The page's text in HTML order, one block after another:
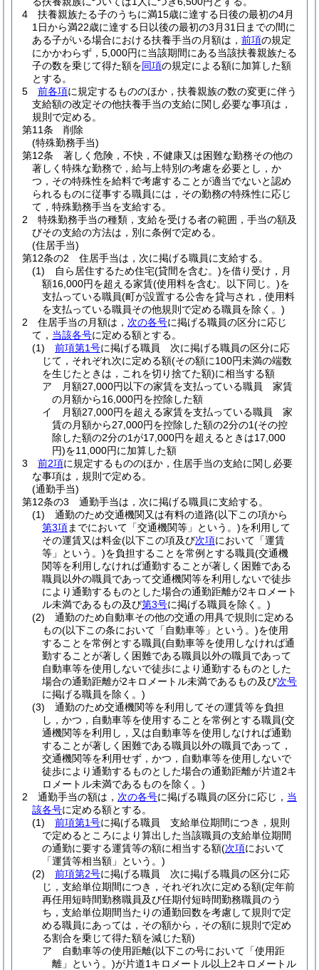
4
扶養親族たる子のうちに満15歳に達する日後の最初の4月
1日から満22歳に達する日以後の最初の3月31日までの間に
ある子がいる場合における扶養手当の月額は， 前項の規定
にかかわらず，5,000円に当該期間にある当該扶養親族たる
子の数を乗じて得た額を同項の規定による額に加算した額
とする。
5
前各項に規定するもののほか，扶養親族の数の変更に伴う
支給額の改定その他扶養手当の支給に関し必要な事項は，
規則で定める。
第11条
削除
(特殊勤務手当)
第12条
著しく危険，不快，不健康又は困難な勤務その他の
著しく特殊な勤務で，給与上特別の考慮を必要とし，か
つ，その特殊性を給料で考慮することが適当でないと認め
られるものに従事する職員には，その勤務の特殊性に応じ
て，特殊勤務手当を支給する。
2
特殊勤務手当の種類，支給を受ける者の範囲，手当の額及
びその支給の方法は，別に条例で定める。
(住居手当)
第12条の2
住居手当は，次に掲げる職員に支給する。
(1)
自ら居住するため住宅(貸間を含む。)を借り受け，月
額16,000円を超える家賃(使用料を含む。以下同じ。)を
支払っている職員(町が設置する公舎を貸与され，使用料
を支払っている職員その他規則で定める職員を除く。)
2
住居手当の月額は， 次の各号に掲げる職員の区分に応じ
て， 当該各号に定める額とする。
(1)
前項第1号に掲げる職員 次に掲げる職員の区分に応
じて，それぞれ次に定める額(その額に100円未満の端数
を生じたときは，これを切り捨てた額)に相当する額
ア
月額27,000円以下の家賃を支払っている職員 家賃
の月額から16,000円を控除した額
イ
月額27,000円を超える家賃を支払っている職員 家
賃の月額から27,000円を控除した額の2分の1(その控
除した額の2分の1が17,000円を超えるときは17,000
円)を11,000円に加算した額
3
前2項に規定するもののほか，住居手当の支給に関し必要
な事項は，規則で定める。
(通勤手当)
第12条の3
通勤手当は，次に掲げる職員に支給する。
(1)
通勤のため交通機関又は有料の道路(以下この項から
第3項までにおいて「交通機関等」という。)を利用して
その運賃又は料金(以下この項及び次項において「運賃
等」という。)を負担することを常例とする職員(交通機
関等を利用しなければ通勤することが著しく困難である
職員以外の職員であって交通機関等を利用しないで徒歩
により通勤するものとした場合の通勤距離が2キロメート
ル未満であるもの及び第3号に掲げる職員を除く。)
(2)
通勤のため自動車その他の交通の用具で規則に定める
もの(以下この条において「自動車等」という。)を使用
することを常例とする職員(自動車等を使用しなければ通
勤することが著しく困難である職員以外の職員であって
自動車等を使用しないで徒歩により通勤するものとした
場合の通勤距離が2キロメートル未満であるもの及び次号
に掲げる職員を除く。)
(3)
通勤のため交通機関等を利用してその運賃等を負担
し，かつ，自動車等を使用することを常例とする職員(交
通機関等を利用し，又は自動車等を使用しなければ通勤
することが著しく困難である職員以外の職員であって，
交通機関等を利用せず，かつ，自動車等を使用しないで
徒歩により通勤するものとした場合の通勤距離が片道2キ
ロメートル未満であるものを除く。)
2
通勤手当の額は， 次の各号に掲げる職員の区分に応じ， 当
該各号に定める額とする。
(1)
前項第1号に掲げる職員 支給単位期間につき，規則
で定めるところにより算出した当該職員の支給単位期間
の通勤に要する運賃等の額に相当する額(次項において
「運賃等相当額」という。)
(2)
前項第2号に掲げる職員 次に掲げる職員の区分に応
じ，支給単位期間につき，それぞれ次に定める額(定年前
再任用短時間勤務職員及び任期付短時間勤務職員のう
ち，支給単位期間当たりの通勤回数を考慮して規則で定
める職員にあっては，その額から，その額に規則で定め
る割合を乗じて得た額を減じた額)
ア
自動車等の使用距離(以下この号において「使用距
離」という。)が片道1キロメートル以上2キロメートル